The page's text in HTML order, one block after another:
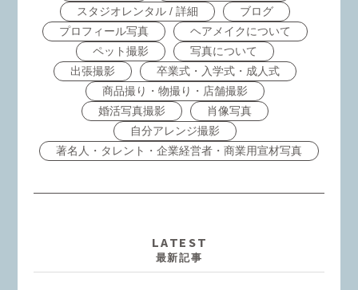
スタジオレンタル / 詳細
ブログ
プロフィール写真
ヘアメイクについて
ペット撮影
写真について
出張撮影
卒業式・入学式・成人式
商品撮り・物撮り・店舗撮影
婚活写真撮影
肖像写真
自分アレンジ撮影
著名人・タレント・企業経営者・商業用宣材写真
LATEST
最新記事